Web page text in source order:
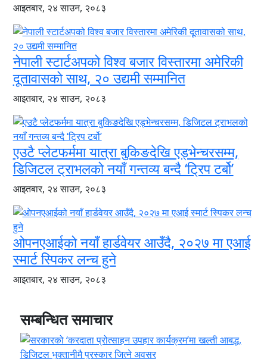
आइतबार, २४ साउन, २०८३
नेपाली स्टार्टअपको विश्व बजार विस्तारमा अमेरिकी
दूतावासको साथ, २० उद्यमी सम्मानित
आइतबार, २४ साउन, २०८३
एउटै प्लेटफर्ममा यात्रा बुकिङदेखि एड्भेन्चरसम्म,
डिजिटल ट्राभलको नयाँ गन्तव्य बन्दै ‘ट्रिप टर्बो’
आइतबार, २४ साउन, २०८३
ओपनएआईको नयाँ हार्डवेयर आउँदै, २०२७ मा एआई
स्मार्ट स्पिकर लन्च हुने
आइतबार, २४ साउन, २०८३
सम्बन्धित समाचार